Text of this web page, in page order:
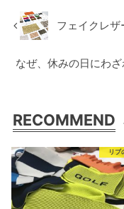
フェイクレザ
なぜ、休みの日にわ
RECOMMEND
リブ